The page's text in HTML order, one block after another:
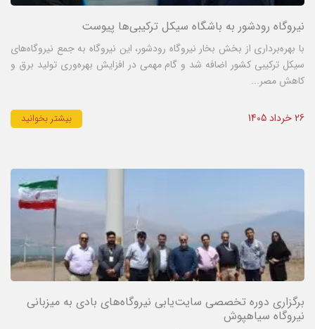
نیروگاه رودشور به باشگاه سیکل ترکیبی‌ها پیوست
با بهره‌برداری از بخش بخار نیروگاه رودشور، این نیروگاه به جمع نیروگاه‌های
سیکل ترکیبی کشور اضافه شد و گام مهمی در افزایش بهره‌وری تولید برق و
کاهش مصر...
26 خرداد 1405 بیشتر بخوانید
برگزاری دوره تخصصی سایت‌یابی نیروگاه‌های بادی به میزبانی
نیروگاه سیاهپوش